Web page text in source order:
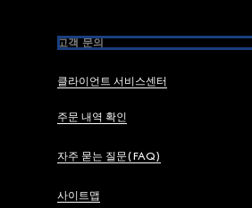
고객 문의
클라이언트 서비스센터
주문 내역 확인
자주 묻는 질문(FAQ)
사이트맵